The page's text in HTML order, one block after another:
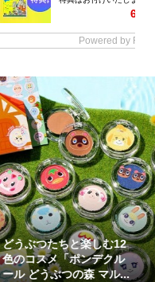
どうぶつたちと楽しむ12
色のコスメ「ポンデクル
ール どうぶつの森 マル...